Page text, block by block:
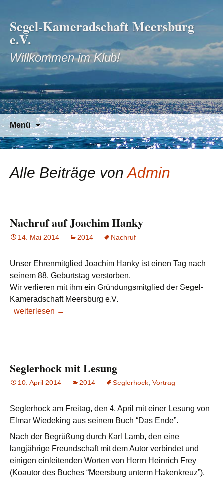
Segel-Kameradschaft Meersburg
e.V.
Willkommen im Klub!
Menü
Zum
Inhalt
springen
Suchen
nach:
Alle Beiträge vonAdmin
Nachruf auf Joachim Hanky
14. Mai 2014 2014 Nachruf
Unser Ehrenmitglied Joachim Hanky ist einen Tag nach
seinem 88. Geburtstag verstorben.
Wir verlieren mit ihm ein Gründungsmitglied der Segel-
Kameradschaft Meersburg e.V.
Nachruf
weiterlesen →
Seglerhock mit Lesung
10. April 2014 2014 Seglerhock Vortrag
Seglerhock am Freitag, den 4. April mit einer Lesung von
Elmar Wiedeking aus seinem Buch “Das Ende”.
Nach der Begrüßung durch Karl Lamb, den eine
langjährige Freundschaft mit dem Autor verbindet und
einigen einleitenden Worten von Herrn Heinrich Frey
(Koautor des Buches “Meersburg unterm Hakenkreuz”),